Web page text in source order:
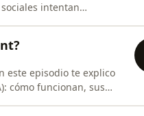
intentan
este episodio te explico
cómo funcionan, sus